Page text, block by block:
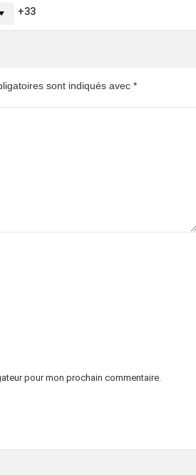
33
sont indiqués avec *
pour mon prochain commentaire.